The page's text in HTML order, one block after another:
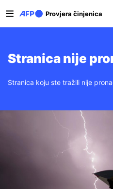
Provjera činjenica
Stranica nije
Stranica koju ste tražili nije